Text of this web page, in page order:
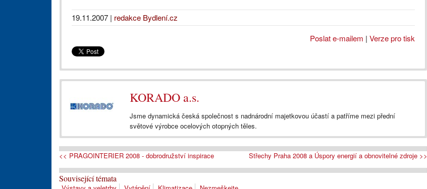
19.11.2007 | redakce Bydlení.cz
Poslat e-mailem | Verze pro tisk
KORADO a.s.
Jsme dynamická česká společnost s nadnárodní majetkovou účastí a patříme mezi přední
světové výrobce ocelových otopných těles.
<< PRAGOINTERIER 2008 - dobrodružství inspirace Střechy Praha 2008 a Úspory energií a obnovitelné zdroje >>
Související témata